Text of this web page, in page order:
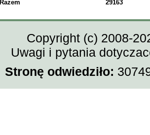
Razem
29163
Copyright (c) 2008-
Uwagi i pytania
Stronę odwiedziło: